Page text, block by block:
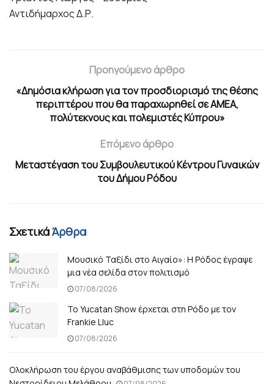
Αντιδήμαρχος Δ.Ρ.
Προηγούμενο άρθρο
«Δημόσια κλήρωση για τον προσδιορισμό της θέσης
περιπτέρου που θα παραχωρηθεί σε ΑΜΕΑ,
πολύτεκνους και πολεμιστές Κύπρου»
Επόμενο άρθρο
Μεταστέγαση του Συμβουλευτικού Κέντρου Γυναικών
του Δήμου Ρόδου
ΣχετικάΆρθρα
Μουσικό Ταξίδι στο Αιγαίο»: Η Ρόδος έγραψε
μια νέα σελίδα στον πολιτισμό
07/08/2026
Το Yucatan Show έρχεται στη Ρόδο με τον
Frankie Lluc
07/08/2026
Ολοκλήρωση του έργου αναβάθμισης των υποδομών του